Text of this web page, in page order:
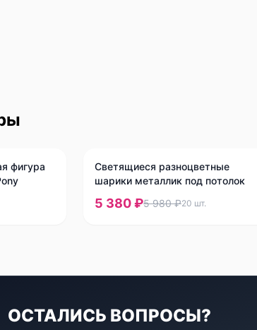
фигура
-10%
Светящиеся разноцветные
шарики металлик под потолок
5 380 ₽5 980 ₽20 шт.
ОСТАЛИСЬ ВОПРОСЫ?